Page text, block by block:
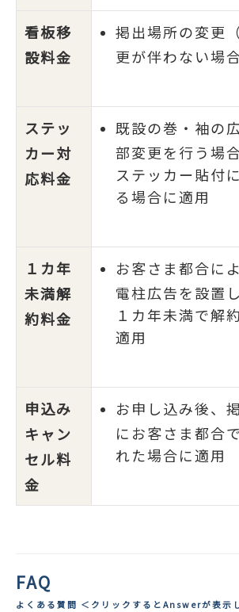
看板移
設料金
掲出場所の変更
更が伴わない場合
ステッ
カー対
応料金
既設の巻・袖の
部変更を行う場合
ステッカー貼付
る場合に適用
１カ年
未満解
約料金
お客さま都合に
電柱広告を設置
１カ年未満で解
適用
申込み
キャン
セル料
金
お申し込み後、
にお客さま都合
れた場合に適用
FAQ
よくある質問 ＜クリックするとAnswerが表示